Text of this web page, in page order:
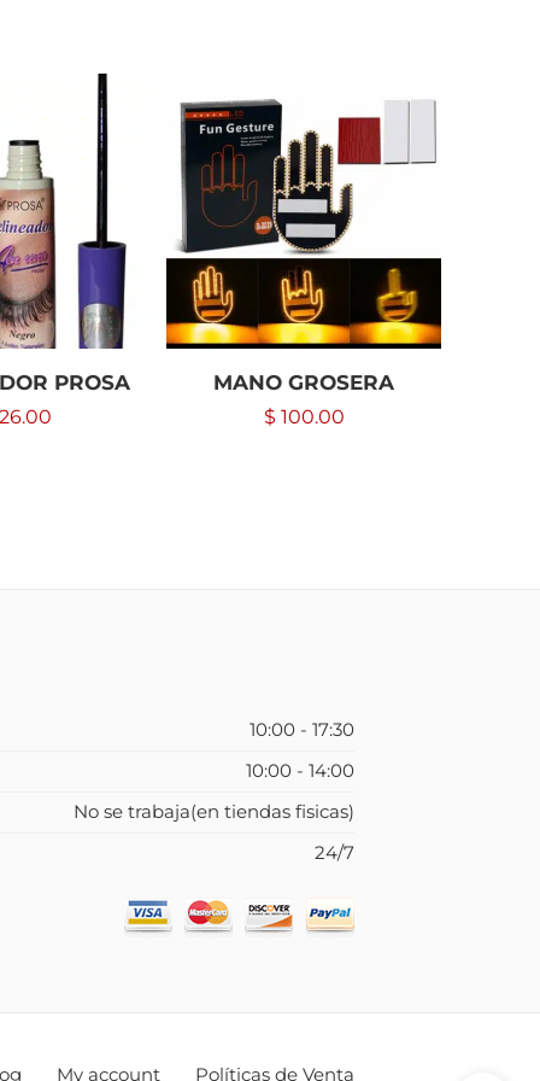
PROSA MANO GROSERA
$ 100.00
10:00 - 17:30
10:00 - 14:00
No se trabaja(en tiendas fisicas)
24/7
My account Políticas de Venta